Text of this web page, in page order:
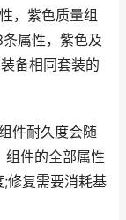
，紫色质量组
属性，紫色及
备相同套装的
件耐久度会随
件的全部属性
修复需要消耗基